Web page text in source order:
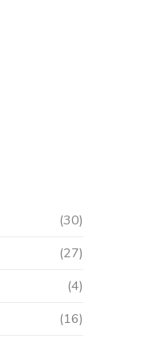
(30)
(27)
(4)
(16)